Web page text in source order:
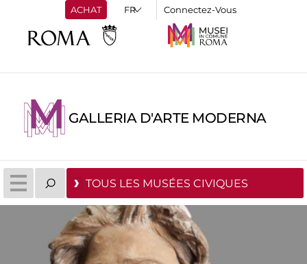
ACHAT Connectez-Vous
GALLERIA D'ARTE MODERNA
TOUS LES MUSÉES CIVIQUES